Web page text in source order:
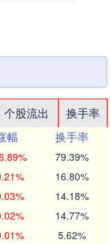
个股流出
换手率
幅
换手率
79.39%
16.80%
14.18%
14.77%
5.62%